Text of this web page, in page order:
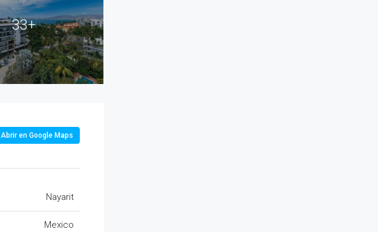
33+
Abrir en Google Maps
Nayarit
Mexico